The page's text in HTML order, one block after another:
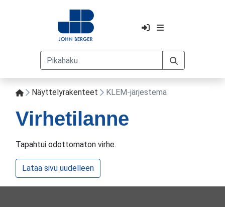
Näyttelyrakenteet KLEM-järjestemä
Virhetilanne
Tapahtui odottomaton virhe.
Lataa sivu uudelleen